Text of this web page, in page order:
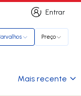
Entrar
Entrar
Preço
Mais recente